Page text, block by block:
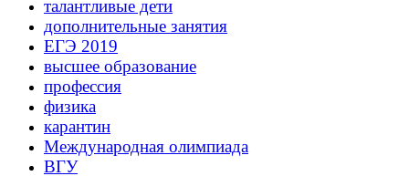
талантливые дети
дополнительные занятия
ЕГЭ 2019
высшее образование
профессия
физика
карантин
Международная олимпиада
ВГУ